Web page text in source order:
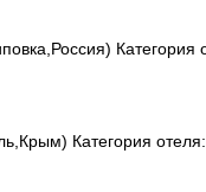
Категория
Категория